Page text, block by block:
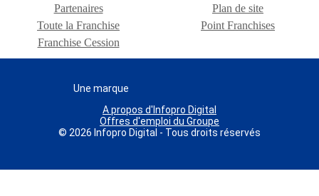
Partenaires
Plan de site
Toute la Franchise
Point Franchises
Franchise Cession
Une marque
A propos d'Infopro Digital
Offres d'emploi du Groupe
© 2026 Infopro Digital - Tous droits réservés